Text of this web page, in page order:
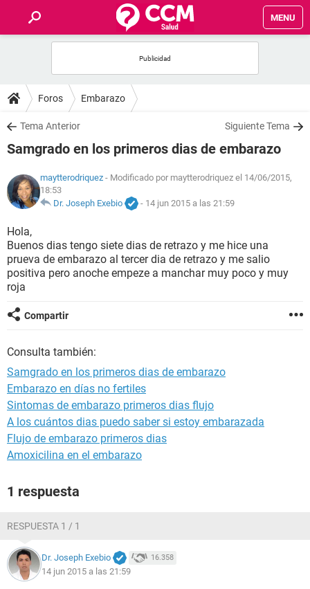
MENU
FOROS
SALUD
FAMILIA
NUTRICIÓN
BIENESTAR
SEXUALIDAD
Foros Embarazo
Tema Anterior Siguiente Tema
Samgrado en los primeros dias de embarazo
maytterodriquez - Modificado por maytterodriquez el 14/06/2015,
18:53
Dr. Joseph Exebio
- 14 jun 2015 a las 21:59
Hola,
Buenos dias tengo siete dias de retrazo y me hice una
prueva de embarazo al tercer dia de retrazo y me salio
positiva pero anoche empeze a manchar muy poco y muy
roja
Compartir
Consulta también:
Samgrado en los primeros dias de embarazo
Embarazo en días no fertiles
Sintomas de embarazo primeros dias flujo
A los cuántos dias puedo saber si estoy embarazada
Flujo de embarazo primeros dias
Amoxicilina en el embarazo
1 respuesta
RESPUESTA 1 / 1
Dr. Joseph Exebio 16.358
14 jun 2015 a las 21:59